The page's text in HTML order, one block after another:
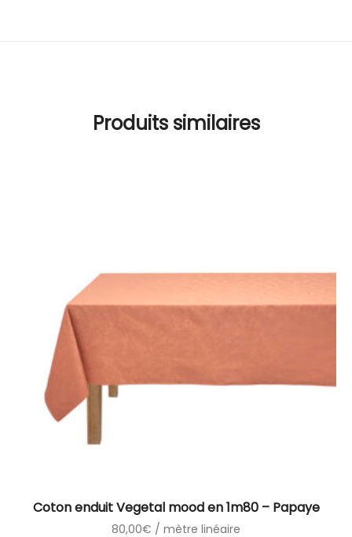
Produits similaires
Coton enduit Vegetal mood en 1m80 – Papaye
80,00€ / mètre linéaire